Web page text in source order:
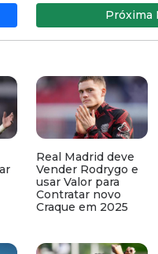
Próxima
Real Madrid deve
Vender Rodrygo e
usar Valor para
Contratar novo
Craque em 2025